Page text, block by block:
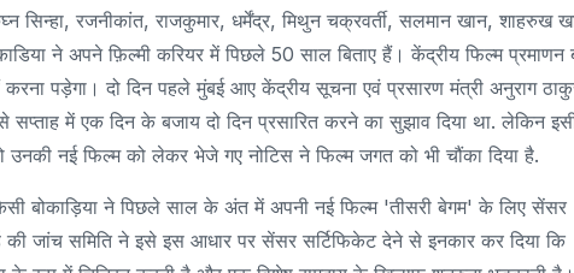
सिन्हा, रजनीकांत, राजकुमार, धर्मेंद्र, मिथुन चक्रवर्ती, सलमान खान, शाहरुख
ने अपने फ़िल्मी करियर में पिछले 50 साल बिताए हैं। केंद्रीय फिल्म प्रमाणन
पड़ेगा। दो दिन पहले मुंबई आए केंद्रीय सूचना एवं प्रसारण मंत्री अनुराग
में एक दिन के बजाय दो दिन प्रसारित करने का सुझाव दिया था. लेकिन
उनकी नई फिल्म को लेकर भेजे गए नोटिस ने फिल्म जगत को भी चौंका दिया है.
केसी बोकाड़िया ने पिछले साल के अंत में अपनी नई फिल्म 'तीसरी बेगम' के लिए सेंसर
जांच समिति ने इसे इस आधार पर सेंसर सर्टिफिकेट देने से इनकार कर दिया कि